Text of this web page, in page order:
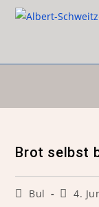
Brot selbst
Bul 4.